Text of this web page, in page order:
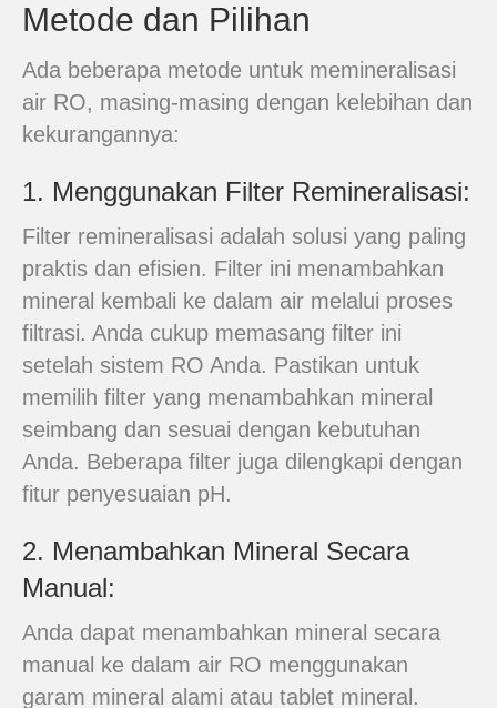
Metode dan Pilihan
Ada beberapa metode untuk memineralisasi
air RO, masing-masing dengan kelebihan dan
kekurangannya:
1. Menggunakan Filter Remineralisasi:
Filter remineralisasi adalah solusi yang paling
praktis dan efisien. Filter ini menambahkan
mineral kembali ke dalam air melalui proses
filtrasi. Anda cukup memasang filter ini
setelah sistem RO Anda. Pastikan untuk
memilih filter yang menambahkan mineral
seimbang dan sesuai dengan kebutuhan
Anda. Beberapa filter juga dilengkapi dengan
fitur penyesuaian pH.
2. Menambahkan Mineral Secara
Manual:
Anda dapat menambahkan mineral secara
manual ke dalam air RO menggunakan
garam mineral alami atau tablet mineral.